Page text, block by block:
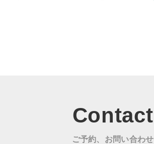
Contact
ご予約、お問い合わせ